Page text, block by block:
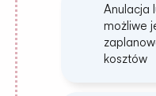
Anulacja
możliwe
kosztów